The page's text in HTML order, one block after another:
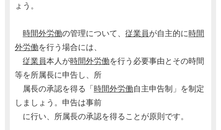
ょう。
時間外労働の管理について、 従業員が自主的に時間
外労働を行う場合には、
従業員本人が時間外労働を行う必要事由とその時間
等を所属長に申告し、所
属長の承認を得る「時間外労働自主申告制」を制定
しましょう。申告は事前
に行い、所属長の承認を得ることが原則です。